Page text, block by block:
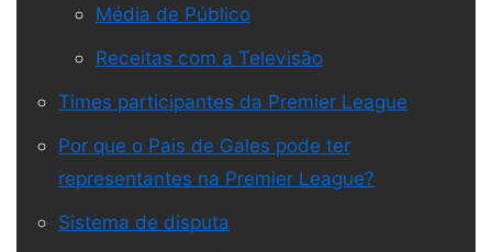
Média de Público
Receitas com a Televisão
Times participantes da Premier League
Por que o Pais de Gales pode ter
representantes na Premier League?
Sistema de disputa